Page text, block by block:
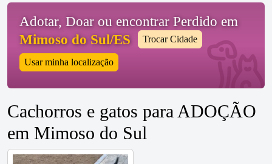
Adotar, Doar ou encontrar Perdido em
Mimoso do Sul/ES
Trocar Cidade
Usar minha localização
Cachorros e gatos para ADOÇÃO
em Mimoso do Sul